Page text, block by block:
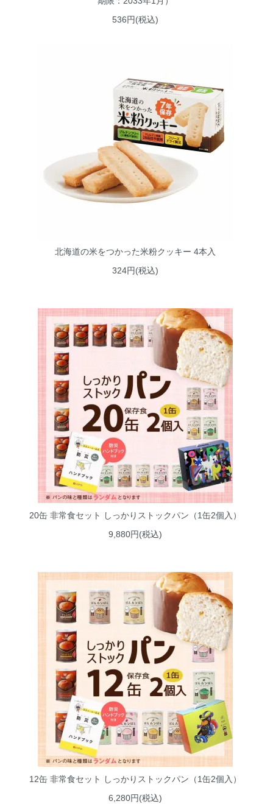
536円(税込)
北海道の米をつかった米粉クッキー 4本入
324円(税込)
20缶 非常食セット しっかりストックパン（1缶2個入）
9,880円(税込)
12缶 非常食セット しっかりストックパン（1缶2個入）
6,280円(税込)